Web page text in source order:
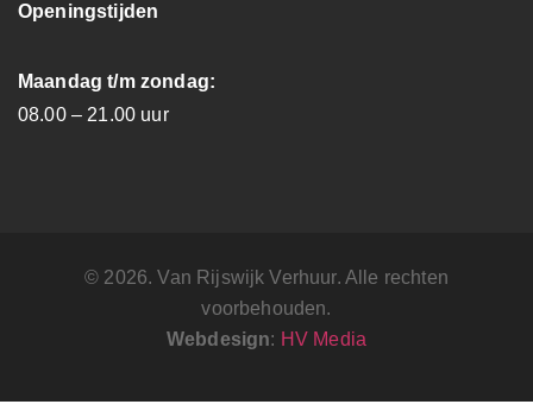
Openingstijden
Maandag t/m zondag:
08.00 – 21.00 uur
© 2026. Van Rijswijk Verhuur. Alle rechten
voorbehouden.
Webdesign: HV Media